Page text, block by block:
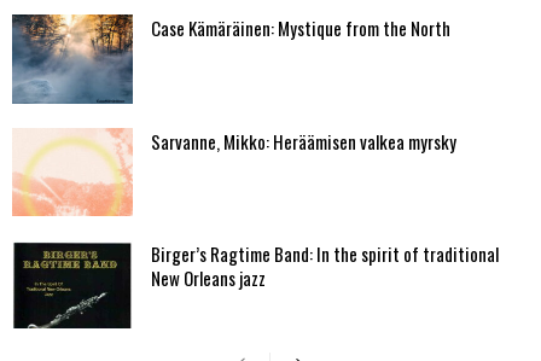
Case Kämäräinen: Mystique from the North
Sarvanne, Mikko: Heräämisen valkea myrsky
Birger’s Ragtime Band: In the spirit of traditional
New Orleans jazz